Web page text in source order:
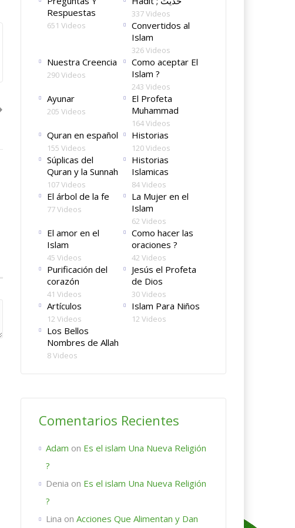
Respuestas
651 Videos
337 Videos
Convertidos al
Islam
326 Videos
Nuestra Creencia
290 Videos
Como aceptar El
Islam ?
243 Videos
Ayunar
205 Videos
El Profeta
Muhammad
164 Videos
Quran en español
155 Videos
Historias
120 Videos
Súplicas del
Quran y la Sunnah
107 Videos
Historias
Islamicas
84 Videos
El árbol de la fe
77 Videos
La Mujer en el
Islam
62 Videos
El amor en el
Islam
45 Videos
Como hacer las
oraciones ?
42 Videos
Purificación del
corazón
41 Videos
Jesús el Profeta
de Dios
30 Videos
Artículos
12 Videos
Islam Para Niños
12 Videos
Los Bellos
Nombres de Allah
8 Videos
Comentarios Recientes
Adam on Es el islam Una Nueva Religión
?
Denia on Es el islam Una Nueva Religión
?
Lina on Acciones Que Alimentan y Dan